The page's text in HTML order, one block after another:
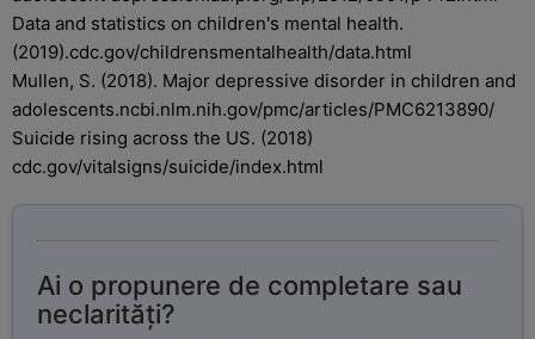
Data and statistics on children's mental health.
(2019).cdc.gov/childrensmentalhealth/data.html
Mullen, S. (2018). Major depressive disorder in children and
adolescents.ncbi.nlm.nih.gov/pmc/articles/PMC6213890/
Suicide rising across the US. (2018)
cdc.gov/vitalsigns/suicide/index.html
Ai o propunere de completare sau
neclarități?